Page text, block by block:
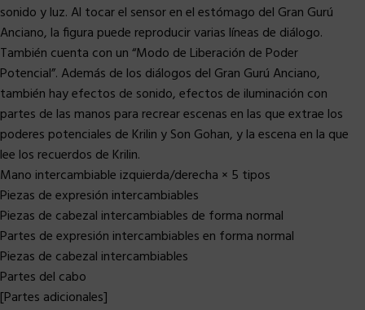
sonido y luz. Al tocar el sensor en el estómago del Gran Gurú
Anciano, la figura puede reproducir varias líneas de diálogo.
También cuenta con un “Modo de Liberación de Poder
Potencial”. Además de los diálogos del Gran Gurú Anciano,
también hay efectos de sonido, efectos de iluminación con
partes de las manos para recrear escenas en las que extrae los
poderes potenciales de Krilin y Son Gohan, y la escena en la que
lee los recuerdos de Krilin.
Mano intercambiable izquierda/derecha × 5 tipos
Piezas de expresión intercambiables
Piezas de cabezal intercambiables de forma normal
Partes de expresión intercambiables en forma normal
Piezas de cabezal intercambiables
Partes del cabo
[Partes adicionales]